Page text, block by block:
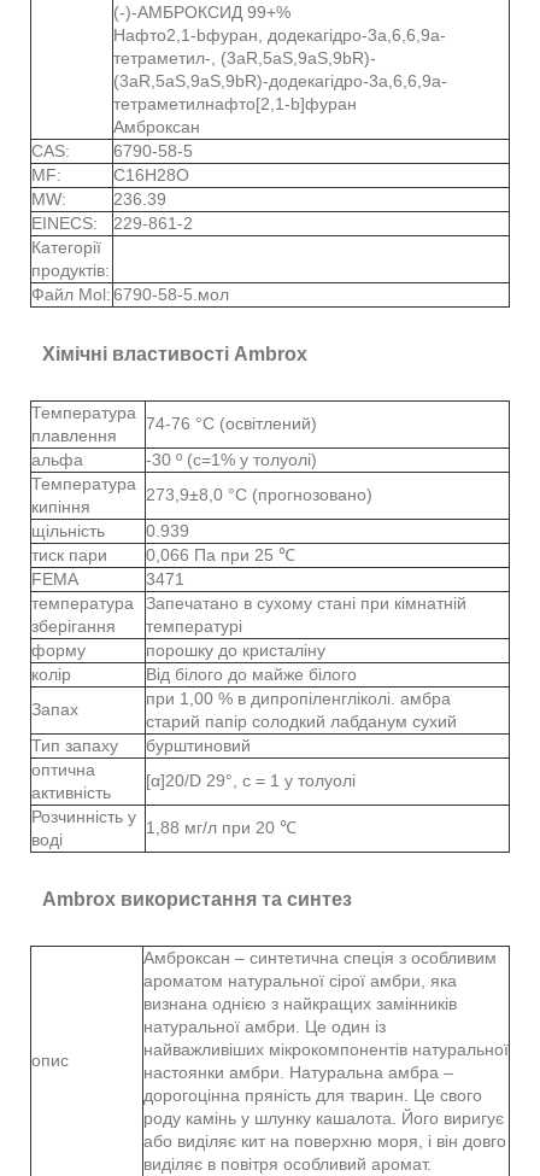
(-)-АМБРОКСИД 99+%
Нафто2,1-bфуран, додекагідро-3a,6,6,9a-
тетраметил-, (3aR,5aS,9aS,9bR)-
(3aR,5aS,9aS,9bR)-додекагідро-3a,6,6,9a-
тетраметилнафто[2,1-b]фуран
Амброксан
CAS:
6790-58-5
MF:
C16H28O
MW:
236.39
EINECS:
229-861-2
Категорії
продуктів:
Файл Mol:6790-58-5.мол
Хімічні властивості Ambrox
Температура
плавлення
74-76 °C (освітлений)
альфа
-30 º (c=1% у толуолі)
Температура
кипіння
273,9±8,0 °C (прогнозовано)
щільність
0.939
тиск пари
0,066 Па при 25 ℃
FEMA
3471
температура
зберігання
Запечатано в сухому стані при кімнатній
температурі
форму
порошку до кристаліну
колір
Від білого до майже білого
Запах
при 1,00 % в дипропіленгліколі. амбра
старий папір солодкий лабданум сухий
Тип запаху
бурштиновий
оптична
активність
[α]20/D 29°, c = 1 у толуолі
Розчинність у
воді
1,88 мг/л при 20 ℃
Ambrox використання та синтез
опис
Амброксан – синтетична спеція з особливим
ароматом натуральної сірої амбри, яка
визнана однією з найкращих замінників
натуральної амбри. Це один із
найважливіших мікрокомпонентів натуральної
настоянки амбри. Натуральна амбра –
дорогоцінна пряність для тварин. Це свого
роду камінь у шлунку кашалота. Його виригує
або виділяє кит на поверхню моря, і він довго
виділяє в повітря особливий аромат.